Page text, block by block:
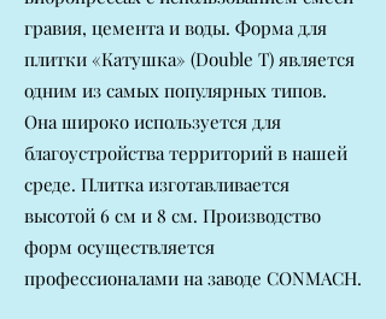
гравия, цемента и воды. Форма для
плитки «Катушка» (Double T) является
одним из самых популярных типов.
Она широко используется для
благоустройства территорий в нашей
среде. Плитка изготавливается
высотой 6 см и 8 см. Производство
форм осуществляется
профессионалами на заводе CONMACH.